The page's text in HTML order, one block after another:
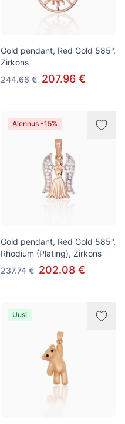
Gold pendant, Red Gold 585°,
Zirkons
244.66 € 207.96 €
Alennus -15%
Gold pendant, Red Gold 585°,
Rhodium (Plating), Zirkons
237.74 € 202.08 €
Uusi